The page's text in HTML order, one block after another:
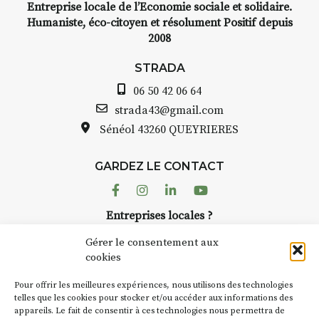
Gérer le consentement aux
cookies
Pour offrir les meilleures expériences, nous utilisons des technologies
telles que les cookies pour stocker et/ou accéder aux informations des
appareils. Le fait de consentir à ces technologies nous permettra de
INTERVIEW
avez ouvert une galerie à
Auzon…
Bernard TURLE Le Fumoir n’est
pas une galerie permanente.
AuzonToujours organise
dans le village. Des artistes et
caves, les granges d’Auzon. Le
Fumoir est l’un de ces espaces
d’autres activités culturelles de
la Petite Cité de Caractère. Par
exemple, l’installationCochon
Entreprise locale de l’Economie sociale et solidaire.
Humaniste, éco-citoyen et résolument Positif depuis
2008
STRADA
06 50 42 06 64
strada43@gmail.com
Sénéol 43260 QUEYRIERES
GARDEZ LE CONTACT
FacebookInstagram
LinkedinYoutube
Entreprises locales ?
Suivez toute l'actu de Strada